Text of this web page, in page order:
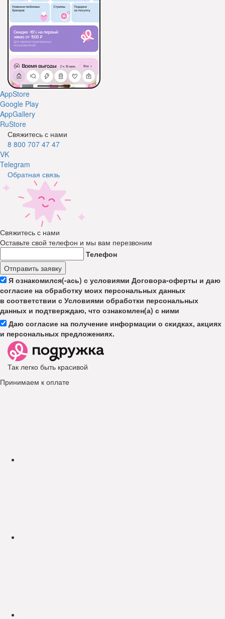
AppStore
Google Play
AppGallery
RuStore
Свяжитесь с нами
8 800 707 47 47
VK
Telegram
Обратная связь
Свяжитесь с нами
Оставьте свой телефон и мы вам перезвоним
Телефон
Отправить заявку
Я ознакомился(-ась) с условиями Договора-оферты и даю
согласие на обработку моих персональных данных
в соответствии с Условиями обработки персональных
данных и подтверждаю, что ознакомлен(а) с ними
Даю согласие на получение информации о скидках, акциях
и персональных предложениях.
Так легко быть красивой
Принимаем к оплате